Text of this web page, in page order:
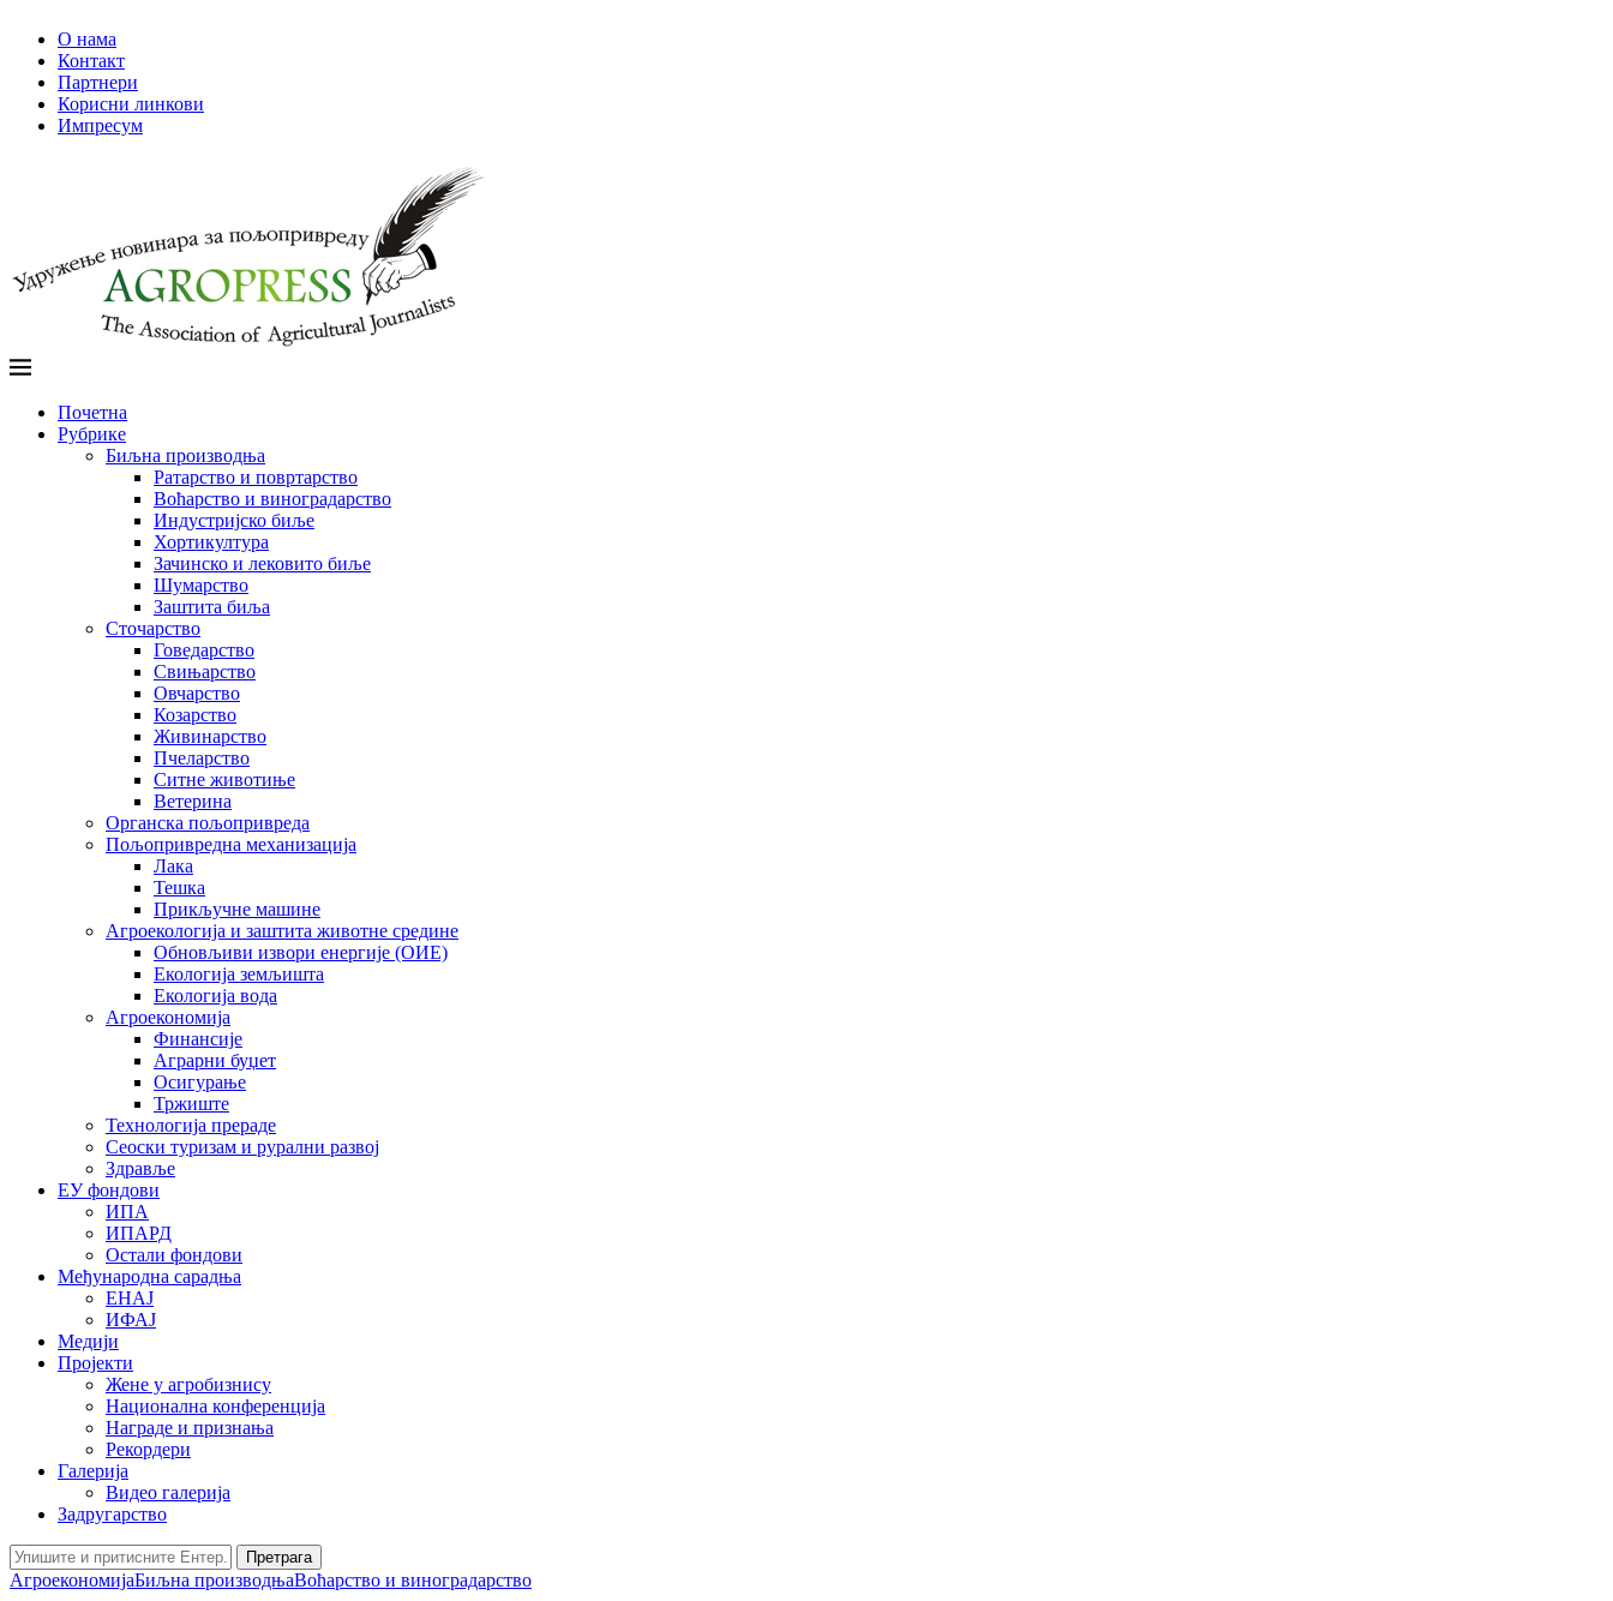
О нама
Контакт
Партнери
Корисни линкови
Импресум
Почетна
Рубрике
Биљна производња
Ратарство и повртарство
Воћарство и виноградарство
Индустријско биље
Хортикултура
Зачинско и лековито биље
Шумарство
Заштита биља
Сточарство
Говедарство
Свињарство
Овчарство
Козарство
Живинарство
Пчеларство
Ситне животиње
Ветерина
Органска пољопривреда
Пољопривредна механизација
Лака
Тешка
Прикључне машине
Агроекологија и заштита животне средине
Обновљиви извори енергије (ОИЕ)
Екологија земљишта
Екологија вода
Агроекономија
Финансије
Аграрни буџет
Осигурање
Тржиште
Технологија прераде
Сеоски туризам и рурални развој
Здравље
ЕУ фондови
ИПА
ИПАРД
Остали фондови
Међународна сарадња
ЕНАЈ
ИФАЈ
Медији
Пројекти
Жене у агробизнису
Национална конференција
Награде и признања
Рекордери
Галерија
Видео галерија
Задругарство
Претрага
АгроекономијаБиљна производњаВоћарство и виноградарство